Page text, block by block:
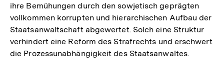
ihre Bemühungen durch den sowjetisch geprägten
vollkommen korrupten und hierarchischen Aufbau der
Staatsanwaltschaft abgewertet. Solch eine Struktur
verhindert eine Reform des Strafrechts und erschwert
die Prozessunabhängigkeit des Staatsanwaltes.